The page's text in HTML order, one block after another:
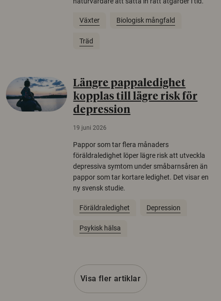
Växter Biologisk mångfald
Träd
Längre pappaledighet
kopplas till lägre risk för
depression
19 juni 2026
Pappor som tar flera månaders
föräldraledighet löper lägre risk att utveckla
depressiva symtom under småbarnsåren än
pappor som tar kortare ledighet. Det visar en
ny svensk studie.
Föräldraledighet Depression
Psykisk hälsa
Visa fler artiklar